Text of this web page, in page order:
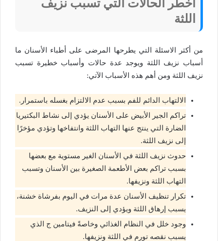
أخطر الحالات التي تسبب نزيف
اللثة
من أكثر الاسئلة التي يطرحها المرضى على أطباء الأسنان ما
أسباب نزيف اللثة ويوجد عدة حالات وأسباب خطيرة تسبب
نزيف اللثة ومن أهم هذه الأسباب الآتي:
الالتهاب الدائم للفم بسبب عدم الالتزام بغسله باستمرار.
تراكم الجير الأبيض على الأسنان يؤدي إلى نشاط البكتيريا
الضارة التي ينتج عنها التهاب اللثة وانتفاخها وتؤدي مؤخرًا
إلى نزيف اللثة.
حدوث نزيف اللثة في الأسنان الغير مستوية مع بعضها
بسبب تراكم بعض الأطعمة الصغيرة بين الأسنان وتسبب
التهاب اللثة ونزيفها.
تكرار تنظيف الأسنان عدة مرات في اليوم بفرشاة خشنة،
يسبب إرهاق اللثة ويؤدي إلى النزيف.
وجود خلل في النظام الغذائي وخاصةً فيتامين ج الذي
يسبب نقصه تورم في اللثة ونزيفها.